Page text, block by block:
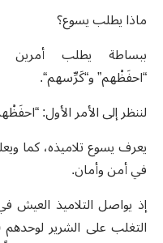
ماذا يطلب يسوع؟
“احفَظْهم” و“كَرِّسهم“.
لننظر إلى الأمر الأول:
يعرف يسوع تلاميذه، كما
في أمن وأمان.